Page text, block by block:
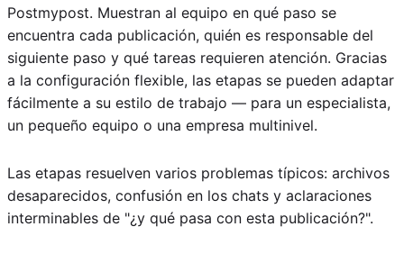
Postmypost. Muestran al equipo en qué paso se
encuentra cada publicación, quién es responsable del
siguiente paso y qué tareas requieren atención. Gracias
a la configuración flexible, las etapas se pueden adaptar
fácilmente a su estilo de trabajo — para un especialista,
un pequeño equipo o una empresa multinivel.
Las etapas resuelven varios problemas típicos: archivos
desaparecidos, confusión en los chats y aclaraciones
interminables de "¿y qué pasa con esta publicación?".